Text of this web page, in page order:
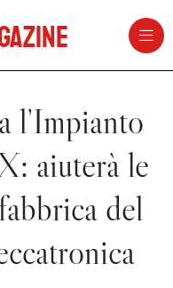
l’Impianto
aiuterà le
del